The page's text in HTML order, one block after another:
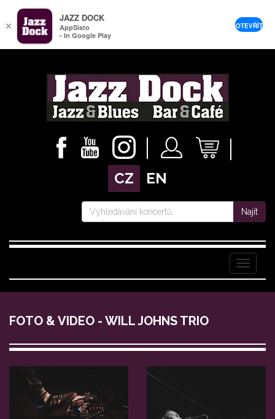
CZ EN
Najít
Menu
FOTO & VIDEO - WILL JOHNS TRIO
×
JAZZ DOCK
AppSisto
- In Google Play
OTEVŘÍT